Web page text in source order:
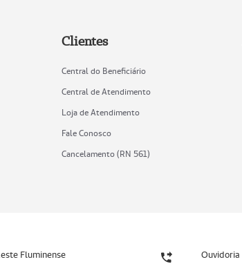
Clientes
Central do Beneficiário
Central de Atendimento
Loja de Atendimento
Fale Conosco
Cancelamento (RN 561)
Fluminense Ouvidoria